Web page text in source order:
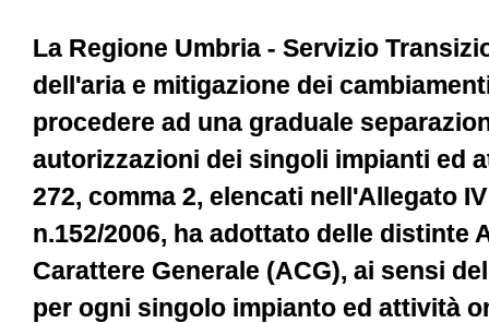
La Regione Umbria - Servizio
dell'aria e mitigazione dei
procedere ad una graduale
autorizzazioni dei singoli impianti ed
272, comma 2, elencati nell'Allegato
n.152/2006, ha adottato delle distinte
Carattere Generale (ACG), ai sensi
per ogni singolo impianto ed attività